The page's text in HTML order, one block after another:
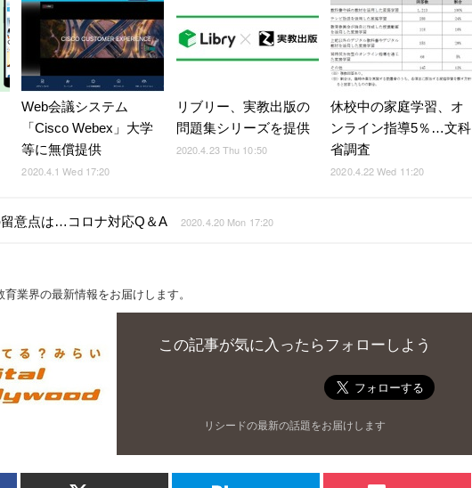
Web会議システム
「Cisco Webex」大学
等に無償提供
2020.4.1 Wed 17:20
リブリー、実教出版の
問題集シリーズを提供
2020.4.23 Thu 10:50
休校中の家庭学習、オ
ンライン指導5％…文科
省調査
2020.4.22 Wed 11:20
意点は…コロナ対応Q＆A 2020.4.20 Mon 17:20
育業界の最新情報をお届けします。
この記事が気に入ったらフォローしよう
リシードの最新の話題をお届けします